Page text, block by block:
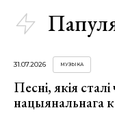
31.07.2026 МУЗЫКА
Песні, якія
нацыянальнага